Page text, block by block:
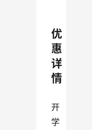
优
惠
详
情
开
学